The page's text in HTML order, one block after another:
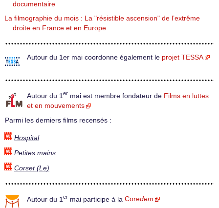
documentaire
La filmographie du mois : La "résistible ascension" de l’extrême
droite en France et en Europe
Autour du 1er mai coordonne également le projet TESSA
Autour du 1 er mai est membre fondateur de Films en luttes
et en mouvements
Parmi les derniers films recensés :
Hospital
Petites mains
Corset (Le)
Autour du 1 er mai participe à la Coredem